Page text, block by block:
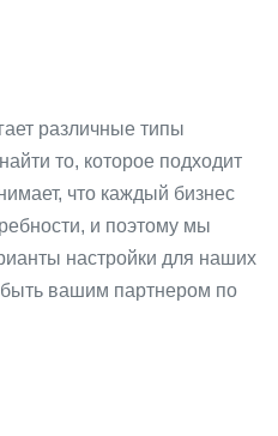
различные типы
то, которое подходит
что каждый бизнес
и поэтому мы
настройки для наших
вашим партнером по